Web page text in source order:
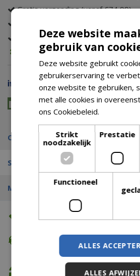
Gratis verzending (vanaf €74,99)
Gratis retour
Voorraad melding
Of in 3 termijnen van 42,73 (0%
Veilig gespreid betalen zonder BKR
Alle diensten en producten die
Omschrijving
Specificaties
Merk
Altijd de beste prijs
Gratis verzending
Deze website
gebruik van
Deze website gebruikt
gebruikerservaring te
onze website te gebruiken,
met alle cookies in
ons Cookiebeleid.
Strikt
noodzakelijk
Prestatie
Functioneel
ALLES
ALLES